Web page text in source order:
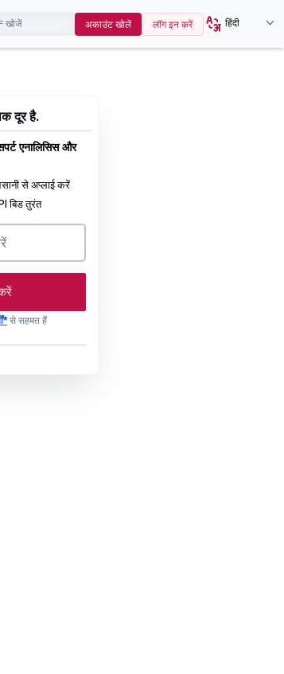
अकाउंट खोलें लॉग इन करें हिंदी
दूर है.
एनालिसिस और
से अप्लाई करें
बिड तुरंत
से सहमत हैं